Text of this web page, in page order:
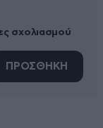
σχολιασμού
ΠΡΟΣΘΗΚΗ